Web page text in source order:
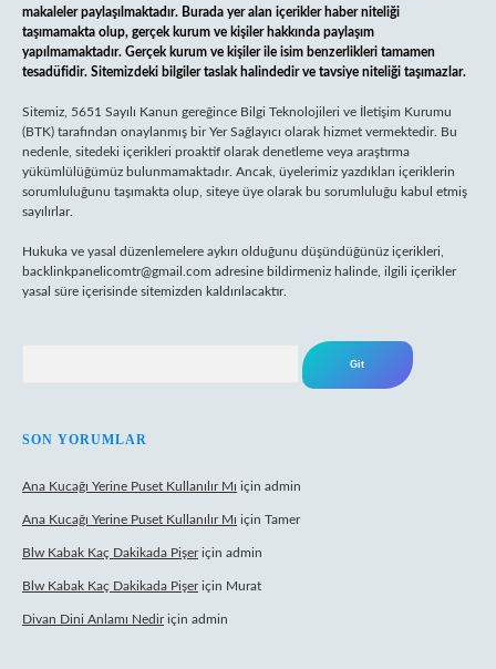
makaleler paylaşılmaktadır. Burada yer alan içerikler haber niteliği
taşımamakta olup, gerçek kurum ve kişiler hakkında paylaşım
yapılmamaktadır. Gerçek kurum ve kişiler ile isim benzerlikleri tamamen
tesadüfidir. Sitemizdeki bilgiler taslak halindedir ve tavsiye niteliği taşımazlar.
Sitemiz, 5651 Sayılı Kanun gereğince Bilgi Teknolojileri ve İletişim Kurumu
(BTK) tarafından onaylanmış bir Yer Sağlayıcı olarak hizmet vermektedir. Bu
nedenle, sitedeki içerikleri proaktif olarak denetleme veya araştırma
yükümlülüğümüz bulunmamaktadır. Ancak, üyelerimiz yazdıkları içeriklerin
sorumluluğunu taşımakta olup, siteye üye olarak bu sorumluluğu kabul etmiş
sayılırlar.
Hukuka ve yasal düzenlemelere aykırı olduğunu düşündüğünüz içerikleri,
backlinkpanelicomtr@gmail.com adresine bildirmeniz halinde, ilgili içerikler
yasal süre içerisinde sitemizden kaldırılacaktır.
SON YORUMLAR
Ana Kucağı Yerine Puset Kullanılır Mı için admin
Ana Kucağı Yerine Puset Kullanılır Mı için Tamer
Blw Kabak Kaç Dakikada Pişeriçin admin
Blw Kabak Kaç Dakikada Pişeriçin Murat
Divan Dini Anlamı Nediriçin admin